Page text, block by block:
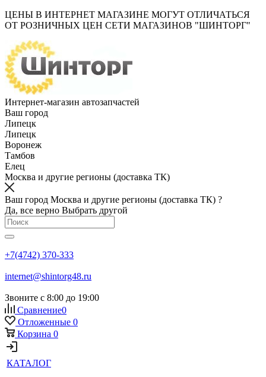
ЦЕНЫ В ИНТЕРНЕТ МАГАЗИНЕ МОГУТ ОТЛИЧАТЬСЯ
ОТ РОЗНИЧНЫХ ЦЕН СЕТИ МАГАЗИНОВ "ШИНТОРГ"
Интернет-магазин автозапчастей
Ваш город
Липецк
Липецк
Воронеж
Тамбов
Елец
Москва и другие регионы (доставка ТК)
Ваш город Москва и другие регионы (доставка ТК) ?
Да, все верно Выбрать другой
+7(4742) 370-333
internet@shintorg48.ru
Звоните с 8:00 до 19:00
Сравнение0
Отложенные 0
Корзина 0
КАТАЛОГ